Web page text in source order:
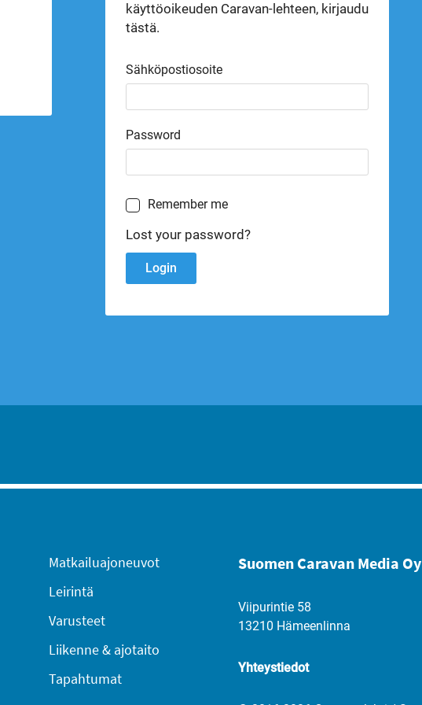
käyttöoikeuden Caravan-lehteen, kirjaudu
tästä.
Sähköpostiosoite
Password
Remember me
Lost your password?
Matkailuajoneuvot
Leirintä
Varusteet
Liikenne & ajotaito
Tapahtumat
Suomen Caravan Media Oy
Viipurintie 58
13210 Hämeenlinna
Yhteystiedot